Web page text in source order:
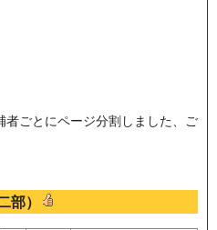
ごとにページ分割しました、ご
部）